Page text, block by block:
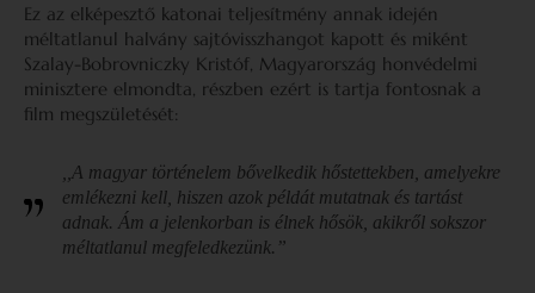
Ez az elképesztő katonai teljesítmény annak idején
méltatlanul halvány sajtóvisszhangot kapott és miként
Szalay-Bobrovniczky Kristóf, Magyarország honvédelmi
minisztere elmondta, részben ezért is tartja fontosnak a
film megszületését:
,,A magyar történelem bővelkedik hőstettekben, amelyekre
emlékezni kell, hiszen azok példát mutatnak és tartást
adnak. Ám a jelenkorban is élnek hősök, akikről sokszor
méltatlanul megfeledkezünk.”